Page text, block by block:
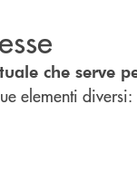
che serve
elementi diversi: